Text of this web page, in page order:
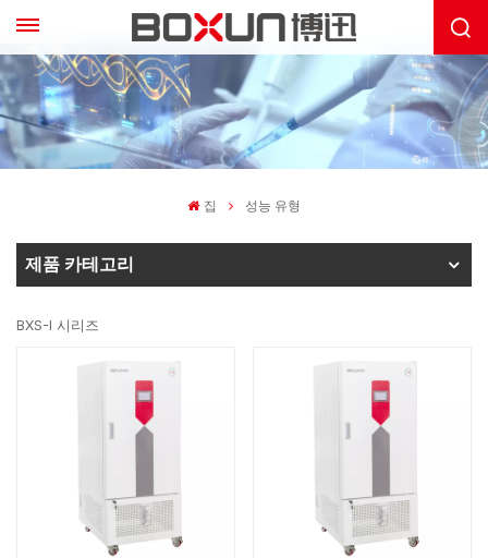
집 성능 유형
제품 카테고리
BXS-I 시리즈